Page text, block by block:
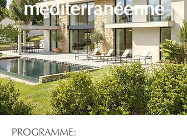
méditerranéenne
PROGRAMME: